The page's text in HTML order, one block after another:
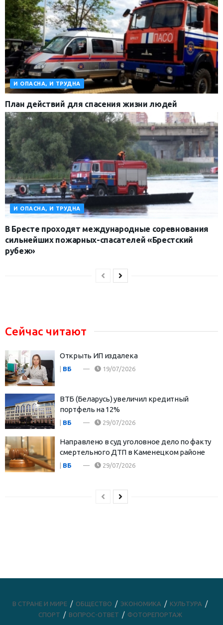
И ОПАСНА, И ТРУДНА
План действий для спасения жизни людей
И ОПАСНА, И ТРУДНА
В Бресте проходят международные соревнования
сильнейших пожарных-спасателей «Брестский
рубеж»
Сейчас читают
Открыть ИП издалека
ВБ 19/07/2026
ВТБ (Беларусь) увеличил кредитный
портфель на 12%
| ВБ 29/07/2026
Направлено в суд уголовное дело по факту
смертельного ДТП в Каменецком районе
ВБ 29/07/2026
В СТРАНЕ И МИРЕ ОБЩЕСТВО ЭКОНОМИКА
КУЛЬТУРА
СПОРТ
ВОПРОС-ОТВЕТ ФОТОРЕПОРТАЖ